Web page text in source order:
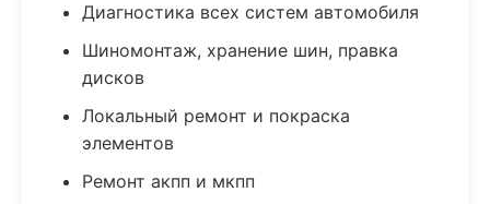
Диагностика всех систем автомобиля
Шиномонтаж, хранение шин, правка
дисков
Локальный ремонт и покраска
элементов
Ремонт акпп и мкпп